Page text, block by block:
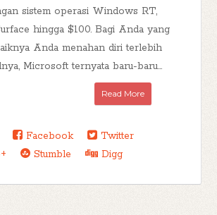
sistem operasi Windows RT,
hingga $100. Bagi Anda yang
Anda menahan diri terlebih
Microsoft ternyata baru-baru...
Read More
Facebook
Twitter
Stumble Digg